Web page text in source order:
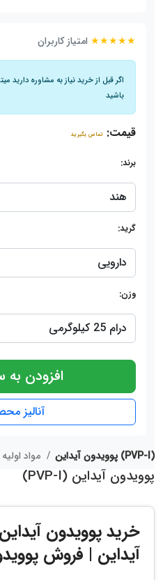
★★★★★ امتیاز کاربران
اگر قبل از خرید نیاز به مشاوره دارید
باشید
قیمت: تماس بگیرید
برند:
گرید:
وزن:
افزودن
آنالیز
پوویدون آیداین (PVP-I)
پوویدون آیداین (PVP-I)
خرید پوویدون آیداین
آیداین | فروش